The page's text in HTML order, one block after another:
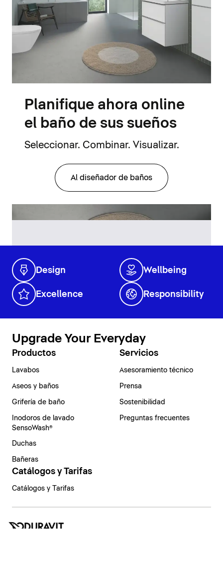
Planifique ahora online
el baño de sus sueños
Seleccionar. Combinar. Visualizar.
Al diseñador de baños
Design Wellbeing
Excellence Responsibility
Upgrade Your Everyday
Productos
Lavabos
Aseos y baños
Grifería de baño
Inodoros de lavado
SensoWash®
Duchas
Bañeras
Servicios
Asesoramiento técnico
Prensa
Sostenibilidad
Preguntas frecuentes
Catálogos y Tarifas
Catálogos y Tarifas